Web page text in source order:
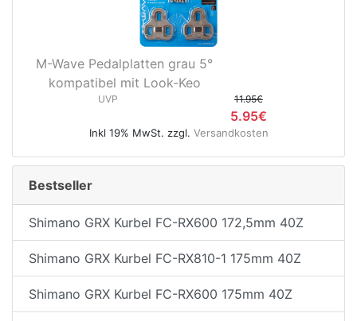
M-Wave Pedalplatten grau 5°
kompatibel mit Look-Keo
UVP 11.95€
5.95€
Inkl 19% MwSt. zzgl. Versandkosten
Bestseller
Shimano GRX Kurbel FC-RX600 172,5mm 40Z
Shimano GRX Kurbel FC-RX810-1 175mm 40Z
Shimano GRX Kurbel FC-RX600 175mm 40Z